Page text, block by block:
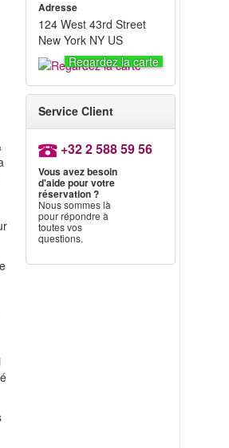
Adresse
124 West 43rd Street
New York NY US
Regardez la carte
Service Client
+32 2 588 59 56
Vous avez besoin
d'aide pour votre
réservation ?
Nous sommes là
pour répondre à
toutes vos
questions.